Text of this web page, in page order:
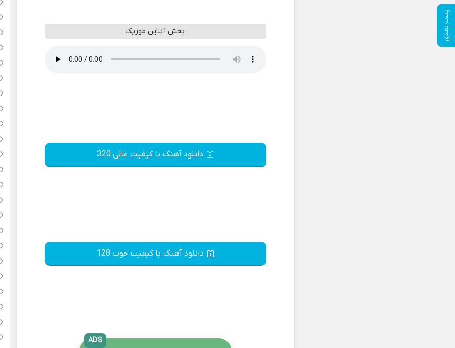
پست بعدی پخش آنلاین موزیک
دانلود آهنگ با کیفیت عالی 320
دانلود آهنگ با کیفیت خوب 128
ADS